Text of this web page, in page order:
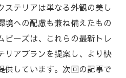
ステリアは単なる外観の美し
境への配慮も兼ね備えたもの
ビーズは、これらの最新トレ
リアプランを提案し、より快
供しています。次回の記事で